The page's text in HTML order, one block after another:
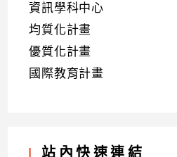
資訊學科中心
均質化計畫
優質化計畫
國際教育計畫
站內快速連結